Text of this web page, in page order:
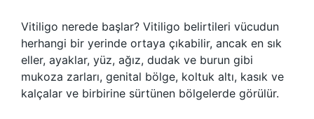
Vitiligo nerede başlar? Vitiligo belirtileri vücudun
herhangi bir yerinde ortaya çıkabilir, ancak en sık
eller, ayaklar, yüz, ağız, dudak ve burun gibi
mukoza zarları, genital bölge, koltuk altı, kasık ve
kalçalar ve birbirine sürtünen bölgelerde görülür.